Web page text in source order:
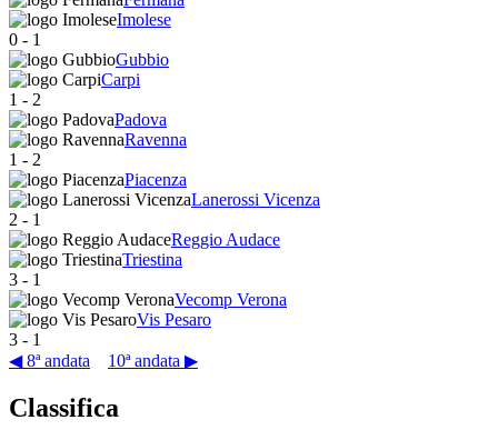
Imolese
0 - 1
Gubbio
Carpi
1 - 2
Padova
Ravenna
1 - 2
Piacenza
Lanerossi Vicenza
2 - 1
Reggio Audace
Triestina
3 - 1
Vecomp Verona
Vis Pesaro
3 - 1
◀ 8ª andata
10ª andata ▶
Classifica